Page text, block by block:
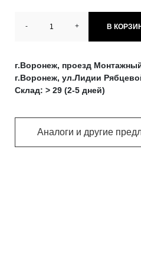
- + В
г.Воронеж, проезд
г.Воронеж, ул.Лидии
Склад: > 29 (2-5 дней)
Аналоги и другие